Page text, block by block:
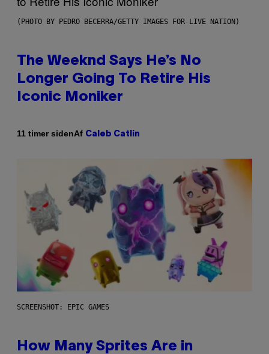
(PHOTO BY PEDRO BECERRA/GETTY IMAGES FOR LIVE NATION)
The Weeknd Says He’s No
Longer Going To Retire His
Iconic Moniker
11 timer sidenAf Caleb Catlin
SCREENSHOT: EPIC GAMES
How Many Sprites Are in